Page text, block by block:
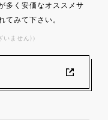
多く安価なオススメサ
てみて下さい。
ません)）